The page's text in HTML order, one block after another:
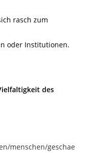
rasch zum
oder Institutionen.
des
menschen/geschae